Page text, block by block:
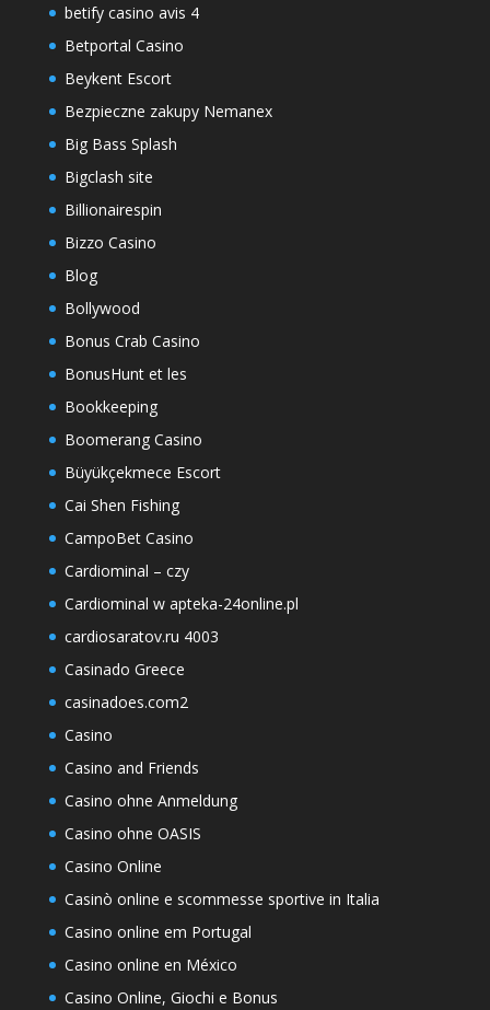
betify casino avis 4
Betportal Casino
Beykent Escort
Bezpieczne zakupy Nemanex
Big Bass Splash
Bigclash site
Billionairespin
Bizzo Casino
Blog
Bollywood
Bonus Crab Casino
BonusHunt et les
Bookkeeping
Boomerang Casino
Büyükçekmece Escort
Cai Shen Fishing
CampoBet Casino
Cardiominal – czy
Cardiominal w apteka-24online.pl
cardiosaratov.ru 4003
Casinado Greece
casinadoes.com2
Casino
Casino and Friends
Casino ohne Anmeldung
Casino ohne OASIS
Casino Online
Casinò online e scommesse sportive in Italia
Casino online em Portugal
Casino online en México
Casino Online, Giochi e Bonus